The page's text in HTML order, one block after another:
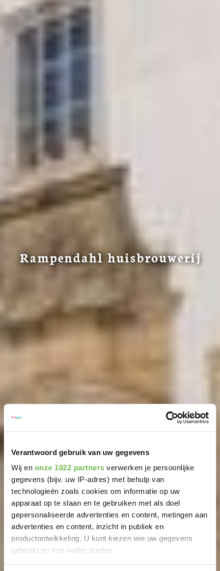
Verantwoord gebruik van uw gegevens
Wij en onze 1022 partners verwerken je persoonlijke
gegevens (bijv. uw IP-adres) met behulp van
technologieën zoals cookies om informatie op uw
apparaat op te slaan en te gebruiken met als doel
gepersonaliseerde advertenties en content, metingen aan
advertenties en content, inzicht in publiek en
productontwikkeling. U kunt kiezen wie uw gegevens
gebruikt en met welke doelen.
Rampendahl huisbrouwerij